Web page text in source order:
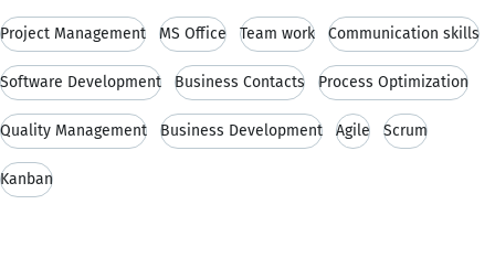
Project Management MS Office Team work Communication skills
Software Development Business Contacts Process Optimization
Quality Management Business Development Agile Scrum
Kanban